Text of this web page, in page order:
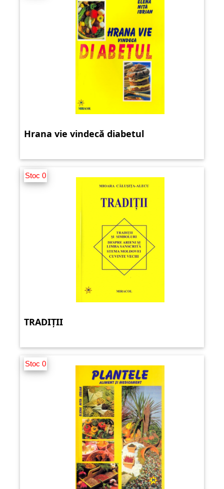
Hrana vie vindecă diabetul
Stoc 0
TRADIȚII
Stoc 0